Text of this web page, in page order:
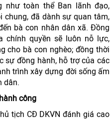
như toàn thể Ban lãnh đạo,
chung, đã dành sự quan tâm,
bà con nhân dân xã. Đồng
chính quyền sẽ luôn nỗ lực,
cho bà con nghèo; đồng thời
sự đồng hành, hỗ trợ của các
trình xây dựng đời sống ấm
dân.
công
tịch CĐ DKVN đánh giá cao